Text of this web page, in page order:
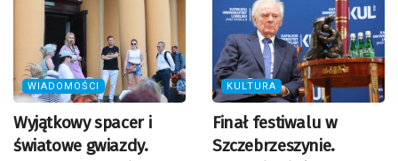
WIADOMOŚCI
Wyjątkowy spacer i
światowe gwiazdy.
KULTURA
Finał festiwalu w
Szczebrzeszynie.